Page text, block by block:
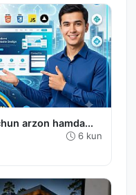
arzon hamda...
6 kun